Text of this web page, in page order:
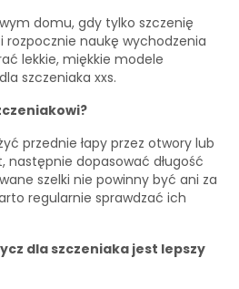
domu, gdy tylko szczenię
rozpocznie naukę wychodzenia
lekkie, miękkie modele
szczeniaka xxs.
przednie łapy przez otwory lub
następnie dopasować długość
szelki nie powinny być ani za
regularnie sprawdzać ich
dla szczeniaka jest lepszy